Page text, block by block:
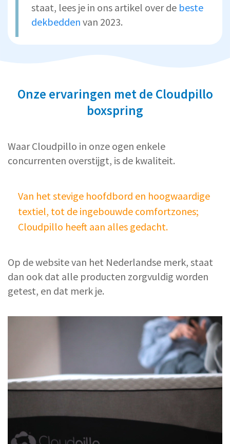
staat, lees je in ons artikel over de beste
dekbedden van 2023.
Onze ervaringen met de Cloudpillo
boxspring
Waar Cloudpillo in onze ogen enkele
concurrenten overstijgt, is de kwaliteit.
Van het stevige hoofdbord en hoogwaardige
textiel, tot de ingebouwde comfortzones;
Cloudpillo heeft aan alles gedacht.
Op de website van het Nederlandse merk, staat
dan ook dat alle producten zorgvuldig worden
getest, en dat merk je.